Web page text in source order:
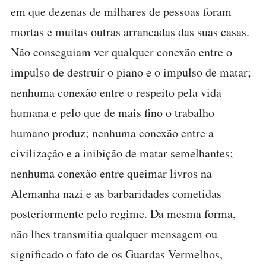
em que dezenas de milhares de pessoas foram
mortas e muitas outras arrancadas das suas casas.
Não conseguiam ver qualquer conexão entre o
impulso de destruir o piano e o impulso de matar;
nenhuma conexão entre o respeito pela vida
humana e pelo que de mais fino o trabalho
humano produz; nenhuma conexão entre a
civilização e a inibição de matar semelhantes;
nenhuma conexão entre queimar livros na
Alemanha nazi e as barbaridades cometidas
posteriormente pelo regime. Da mesma forma,
não lhes transmitia qualquer mensagem ou
significado o fato de os Guardas Vermelhos,